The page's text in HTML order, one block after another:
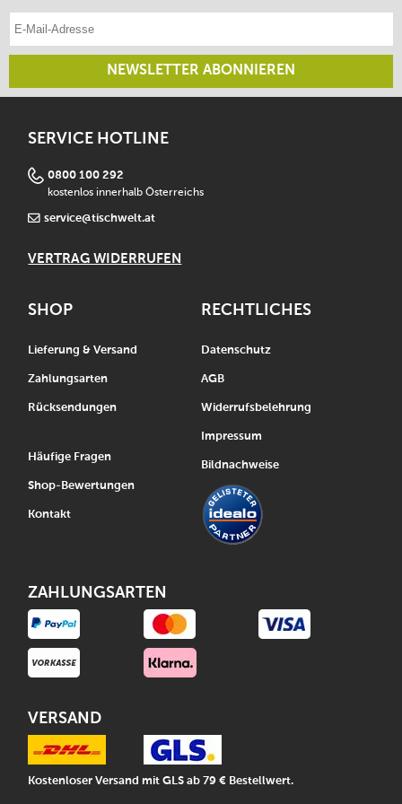
NEWSLETTER ABONNIEREN
SERVICE HOTLINE
0800 100 292
kostenlos innerhalb Österreichs
service@tischwelt.at
VERTRAG WIDERRUFEN
SHOP
Lieferung & Versand
Zahlungsarten
Rücksendungen
Häufige Fragen
Shop-Bewertungen
Kontakt
RECHTLICHES
Datenschutz
AGB
Widerrufsbelehrung
Impressum
Bildnachweise
ZAHLUNGSARTEN
VERSAND
Kostenloser Versand mit GLS ab 79 € Bestellwert.